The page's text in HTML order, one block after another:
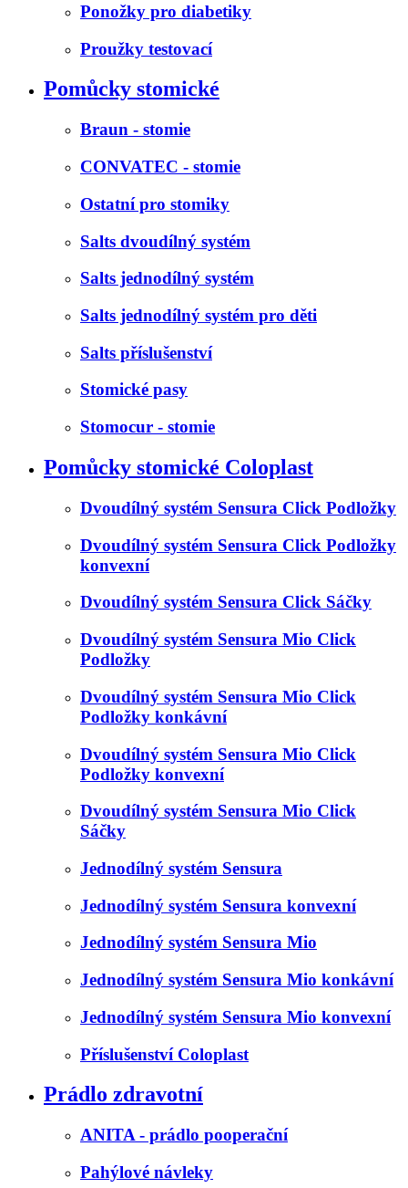
Ponožky pro diabetiky
Proužky testovací
Pomůcky stomické
Braun - stomie
CONVATEC - stomie
Ostatní pro stomiky
Salts dvoudílný systém
Salts jednodílný systém
Salts jednodílný systém pro děti
Salts příslušenství
Stomické pasy
Stomocur - stomie
Pomůcky stomické Coloplast
Dvoudílný systém Sensura Click Podložky
Dvoudílný systém Sensura Click Podložky
konvexní
Dvoudílný systém Sensura Click Sáčky
Dvoudílný systém Sensura Mio Click
Podložky
Dvoudílný systém Sensura Mio Click
Podložky konkávní
Dvoudílný systém Sensura Mio Click
Podložky konvexní
Dvoudílný systém Sensura Mio Click
Sáčky
Jednodílný systém Sensura
Jednodílný systém Sensura konvexní
Jednodílný systém Sensura Mio
Jednodílný systém Sensura Mio konkávní
Jednodílný systém Sensura Mio konvexní
Příslušenství Coloplast
Prádlo zdravotní
ANITA - prádlo pooperační
Pahýlové návleky